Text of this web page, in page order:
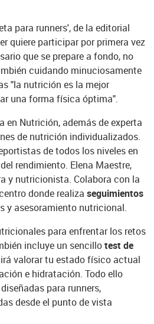
para runners', de la editorial
quiere participar por primera vez
que se prepare a fondo, no
cuidando minuciosamente
"la nutrición es la mejor
una forma física óptima".
en Nutrición, además de experta
de nutrición individualizados.
de todos los niveles en
rendimiento. Elena Maestre,
y nutricionista. Colabora con la
donde realiza seguimientos
y asesoramiento nutricional.
para enfrentar los retos
incluye un sencillotest de
valorar tu estado físico actual
e hidratación. Todo ello
para runners,
desde el punto de vista